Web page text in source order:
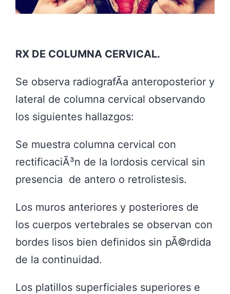
RX DE COLUMNA CERVICAL.
Se observa radiografÃ­a anteroposterior y
lateral de columna cervical observando
los siguientes hallazgos:
Se muestra columna cervical con
rectificaciÃ³n de la lordosis cervical sin
presencia de antero o retrolistesis.
Los muros anteriores y posteriores de
los cuerpos vertebrales se observan con
bordes lisos bien definidos sin pÃ©rdida
de la continuidad.
Los platillos superficiales superiores e